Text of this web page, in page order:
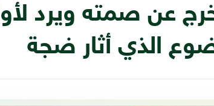
عن صمته ويرد
الذي أثار ضجة